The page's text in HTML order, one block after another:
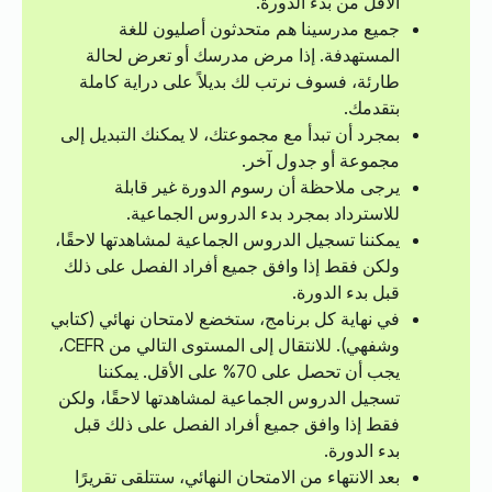
جميع مدرسينا هم متحدثون أصليون للغة
المستهدفة. إذا مرض مدرسك أو تعرض لحالة
طارئة، فسوف نرتب لك بديلاً على دراية كاملة
بتقدمك.
بمجرد أن تبدأ مع مجموعتك، لا يمكنك التبديل إلى
مجموعة أو جدول آخر.
يرجى ملاحظة أن رسوم الدورة غير قابلة
للاسترداد بمجرد بدء الدروس الجماعية.
يمكننا تسجيل الدروس الجماعية لمشاهدتها لاحقًا،
ولكن فقط إذا وافق جميع أفراد الفصل على ذلك
قبل بدء الدورة.
في نهاية كل برنامج، ستخضع لامتحان نهائي (كتابي
وشفهي). للانتقال إلى المستوى التالي من CEFR،
يجب أن تحصل على 70% على الأقل. يمكننا
تسجيل الدروس الجماعية لمشاهدتها لاحقًا، ولكن
فقط إذا وافق جميع أفراد الفصل على ذلك قبل
بدء الدورة.
بعد الانتهاء من الامتحان النهائي، ستتلقى تقريرًا